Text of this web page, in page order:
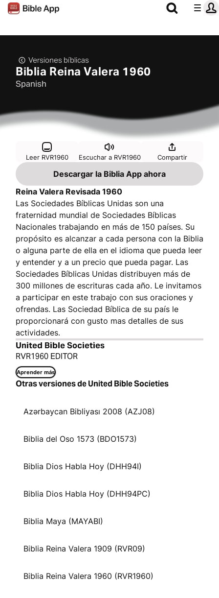
Versiones bíblicas
Biblia Reina Valera 1960
Spanish
Leer RVR1960 Escuchar a RVR1960 Compartir
Descargar la Biblia App ahora
Reina Valera Revisada 1960
Las Sociedades Bíblicas Unidas son una
fraternidad mundial de Sociedades Bíblicas
Nacionales trabajando en más de 150 países. Su
propósito es alcanzar a cada persona con la Biblia
o alguna parte de ella en el idioma que pueda leer
y entender y a un precio que pueda pagar. Las
Sociedades Bíblicas Unidas distribuyen más de
300 millones de escrituras cada año. Le invitamos
a participar en este trabajo con sus oraciones y
ofrendas. Las Sociedad Bíblica de su país le
proporcionará con gusto mas detalles de sus
actividades.
United Bible Societies
RVR1960 EDITOR
Aprender más
Otras versiones de United Bible Societies
Azərbaycan Bibliyası 2008 (AZJ08)
Biblia del Oso 1573 (BDO1573)
Biblia Dios Habla Hoy (DHH94I)
Biblia Dios Habla Hoy (DHH94PC)
Biblia Maya (MAYABI)
Biblia Reina Valera 1909 (RVR09)
Biblia Reina Valera 1960 (RVR1960)